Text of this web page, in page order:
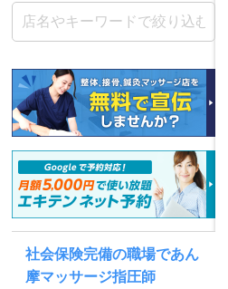
社会保険完備の職場であん
摩マッサージ指圧師